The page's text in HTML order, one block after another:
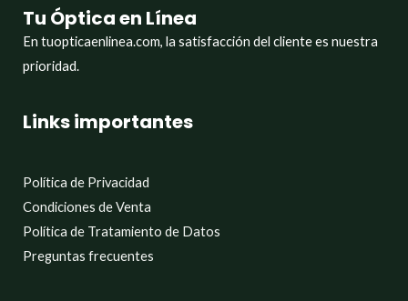
Tu Óptica en Línea
En tuopticaenlinea.com, la satisfacción del cliente es nuestra
prioridad.
Links importantes
Política de Privacidad
Condiciones de Venta
Política de Tratamiento de Datos
Preguntas frecuentes